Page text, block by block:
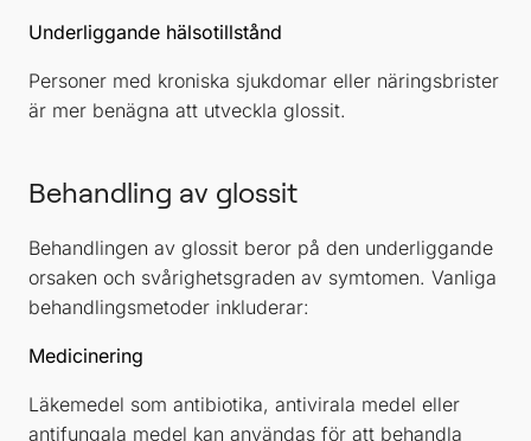
Underliggande hälsotillstånd
Personer med kroniska sjukdomar eller näringsbrister
är mer benägna att utveckla glossit.
Behandling av glossit
Behandlingen av glossit beror på den underliggande
orsaken och svårighetsgraden av symtomen. Vanliga
behandlingsmetoder inkluderar:
Medicinering
Läkemedel som antibiotika, antivirala medel eller
antifungala medel kan användas för att behandla